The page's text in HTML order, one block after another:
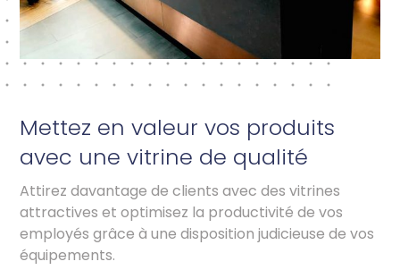
Mettez en valeur vos produits
avec une vitrine de qualité
Attirez davantage de clients avec des vitrines
attractives et optimisez la productivité de vos
employés grâce à une disposition judicieuse de vos
équipements.